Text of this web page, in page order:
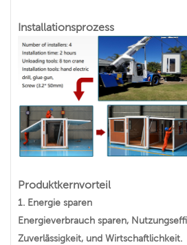
Installationsprozess
Produktkernvorteil
1. Energie sparen
Energieverbrauch sparen,
Zuverlässigkeit, und Wirtschaftlichkeit.